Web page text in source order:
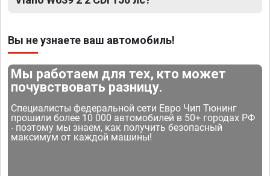
Вы не узнаете ваш автомобиль!
Мы работаем для тех, кто может
почувствовать разницу.
Специалисты федеральной сети Евро Чип Тюнинг
прошили более 10 000 автомобилей в 50+ городах РФ
- поэтому мы знаем, как получить безопасный
максимум от каждой машины!